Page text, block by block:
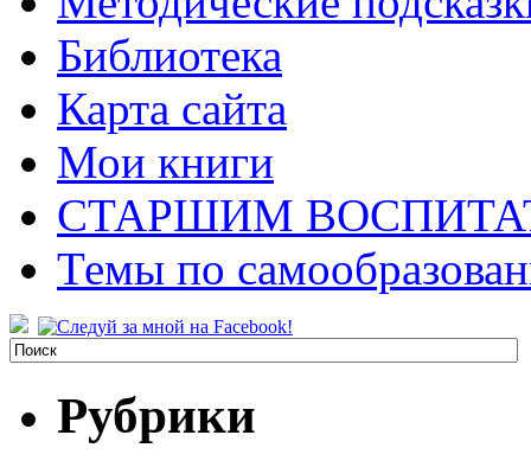
Библиотека
Карта сайта
Мои книги
СТАРШИМ
Темы по
Рубрики